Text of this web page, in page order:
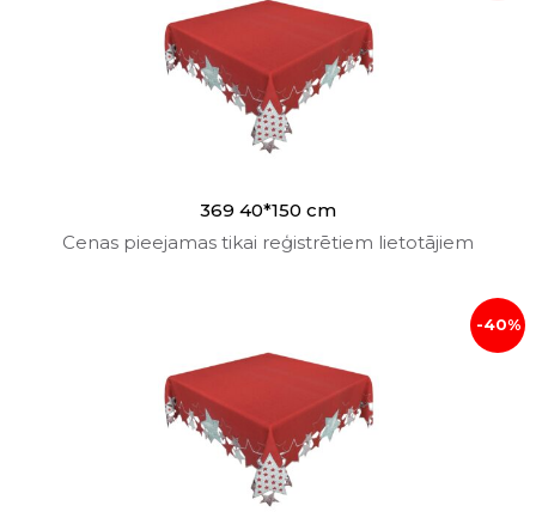
369 40*150 cm
Cenas pieejamas tikai reģistrētiem lietotājiem
-40%